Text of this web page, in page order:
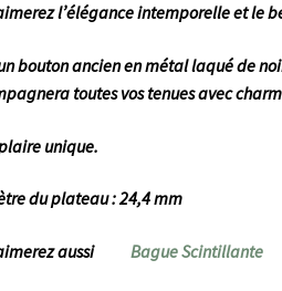
l’élégance intemporelle et le
un bouton ancien en métal laqué de
toutes vos tenues avec
unique.
du plateau : 24,4 mm
aimerez aussi Bague Scintillante